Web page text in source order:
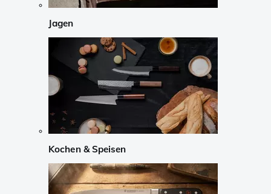
Jagen
Kochen & Speisen